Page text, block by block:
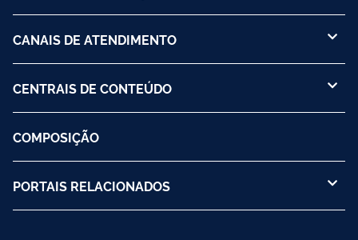
CANAIS DE ATENDIMENTO
CENTRAIS DE CONTEÚDO
COMPOSIÇÃO
PORTAIS RELACIONADOS